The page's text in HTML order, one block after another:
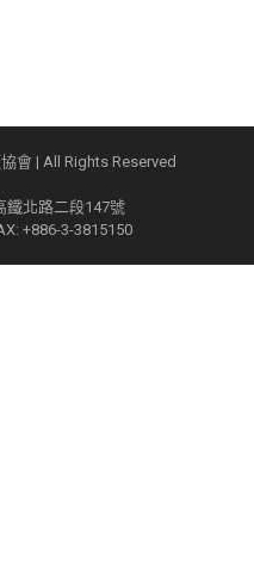
會 | All Rights Reserved
鐵北路二段147號
+886-3-3815150